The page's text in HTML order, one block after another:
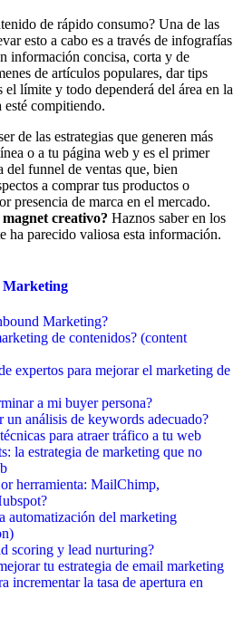
de rápido consumo? Una de las
esto a cabo es a través de infografías
información concisa, corta y de
de artículos populares, dar tips
límite y todo dependerá del área en la
esté compitiendo.
de las estrategias que generen más
o a tu página web y es el primer
del funnel de ventas que, bien
a comprar tus productos o
presencia de marca en el mercado.
creativo? Haznos saber en los
ha parecido valiosa esta información.
Marketing
Marketing?
de contenidos? (content
expertos para mejorar el marketing de
a mi buyer persona?
un análisis de keywords adecuado?
para atraer tráfico a tu web
la estrategia de marketing que no
herramienta: MailChimp,
automatización del marketing
scoring y lead nurturing?
tu estrategia de email marketing
incrementar la tasa de apertura en